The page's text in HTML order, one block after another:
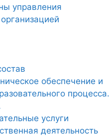
управления
обеспечение и
процесса.
услуги
деятельность